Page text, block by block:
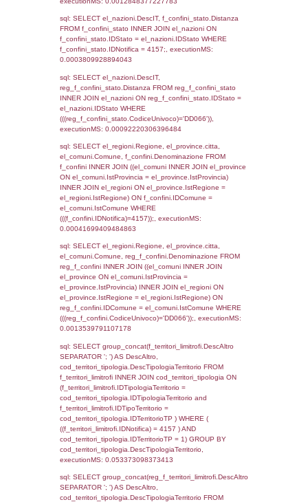
LEFT JOIN el_comuni AS el_comuni_1 ON
reg_a1_stabilimento.IstComuneSL =
el_comuni_1.IstComune) LEFT JOIN
el_province_1 ON
el_regioni_1 ON
el_regioni_1.IstRegione where
executionMS: 0.00047492980957031
sql: SELECT a2p.Cognome, a2p.Nome
a2_ruolipersonale a2rp INNER JOIN
a2rp.IDPersonale = a2p.IDPersonale
(((a2p.IDNotifica)=4157) AND
executionMS: 0.00079989433288574
reg_a2_ruolipersonale INNER JOIN
reg_a2_ruolipersonale.IDPersonale =
reg_a2_personale.IDPersonale WHERE
executionMS: 0.00095391273498535
sql: SELECT a2p.Cognome, a2p.Nome
a2_ruolipersonale a2rp INNER JOIN
a2rp.IDPersonale = a2p.IDPersonale
(((a2p.IDNotifica)=4157) AND
executionMS: 0.00032496452331543
sql: SELECT Cognome, Nome FROM
reg_a2_ruolipersonale INNER JOIN
reg_a2_ruolipersonale.IDPersonale =
reg_a2_personale.IDPersonale WHERE